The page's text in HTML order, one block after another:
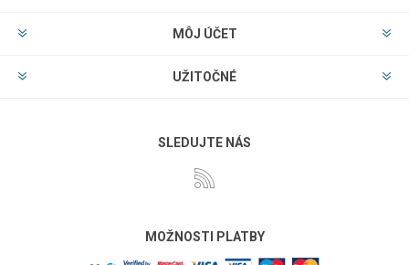
MÔJ ÚČET
UŽITOČNÉ
SLEDUJTE NÁS
MOŽNOSTI PLATBY